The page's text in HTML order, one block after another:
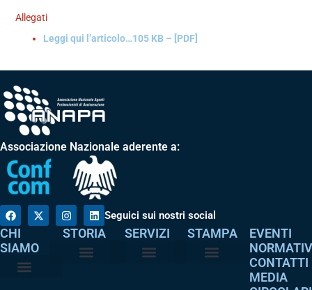
Allegati
Leggi qui l’articolo…105 KB – [PDF]
Associazione Nazionale aderente a:
Seguici sui nostri social
CHI
SIAMO
STORIA SERVIZI STAMPA
EVENTI
CONTATTI
MEDIA